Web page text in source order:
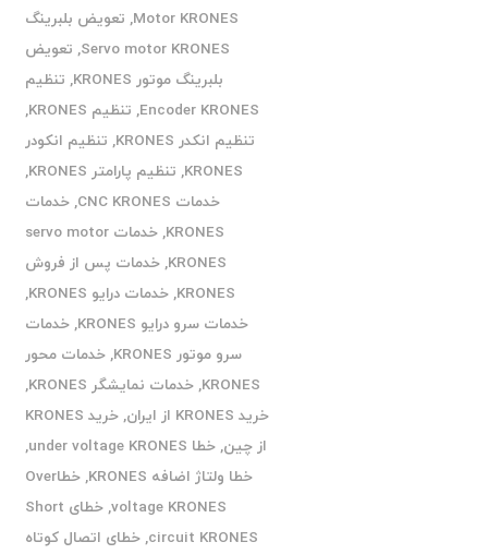
Motor KRONES
, تعویض بلبرینگ
Servo motor KRONES
, تعویض
بلبرینگ موتور KRONES
, تنظیم
Encoder KRONES
, تنظیم KRONES
,
تنظیم انکدر KRONES
, تنظیم انکودر
KRONES
, تنظیم پارامتر KRONES
,
خدمات CNC KRONES
,خدمات
KRONES
,
خدمات servo motor
KRONES
,خدمات پس از فروش
KRONES
,خدمات درایو KRONES
,
خدمات سرو درایو KRONES
,خدمات
سرو موتور KRONES
,خدمات محور
KRONES
,خدمات نمایشگر KRONES
,
خرید KRONES از ایران
,
خرید KRONES
از چین,خطا under voltage KRONES
,
خطا ولتاژ اضافه KRONES
,
خطاOver
voltage KRONES
,
خطای Short
circuit KRONES
,خطای اتصال کوتاه